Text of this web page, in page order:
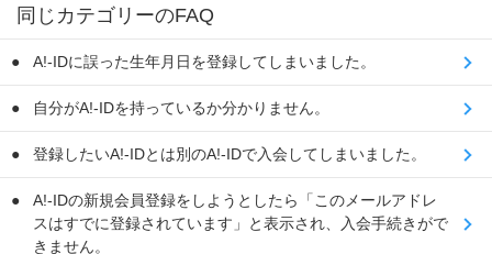
同じカテゴリーのFAQ
A!-IDに誤った生年月日を登録してしまいました。
自分がA!-IDを持っているか分かりません。
登録したいA!-IDとは別のA!-IDで入会してしまいました。
A!-IDの新規会員登録をしようとしたら「このメールアドレ
スはすでに登録されています」と表示され、入会手続きがで
きません。